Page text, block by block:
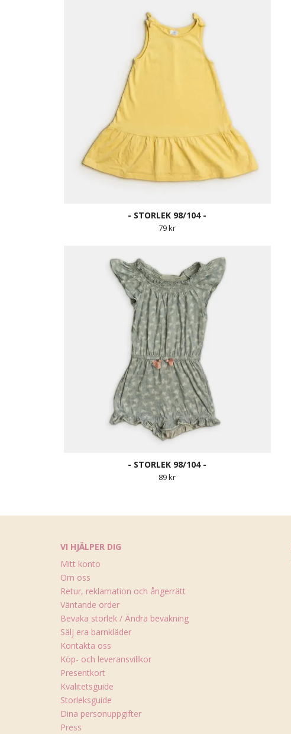
- STORLEK 98/104 -
79 kr
- STORLEK 98/104 -
89 kr
VI HJÄLPER DIG
Mitt konto
Om oss
Retur, reklamation och ångerrätt
Väntande order
Bevaka storlek / Ändra bevakning
Sälj era barnkläder
Kontakta oss
Köp- och leveransvillkor
Presentkort
Kvalitetsguide
Storleksguide
Dina personuppgifter
Press